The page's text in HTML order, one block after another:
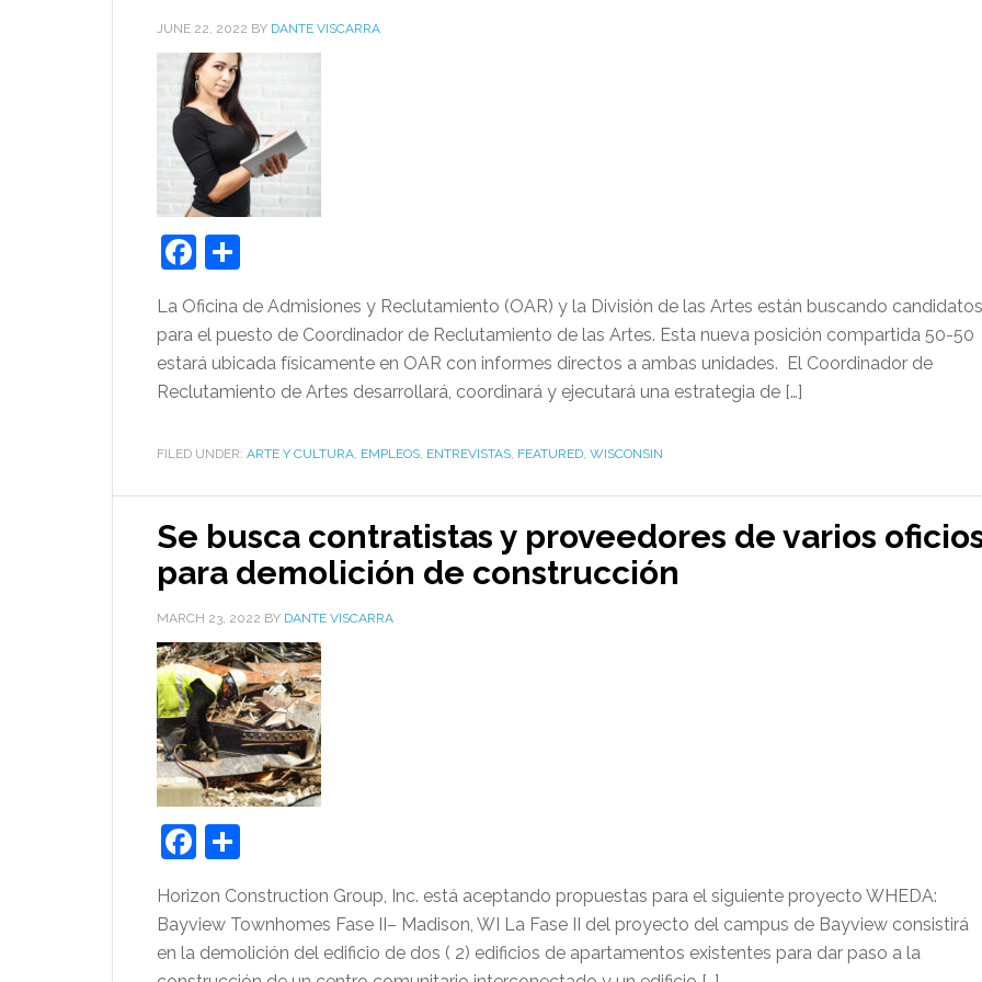
JUNE 22, 2022 BY DANTE VISCARRA
Facebook
La Oficina de Admisiones y Reclutamiento (OAR) y la División de las Artes están buscando candidatos
para el puesto de Coordinador de Reclutamiento de las Artes. Esta nueva posición compartida 50-50
estará ubicada físicamente en OAR con informes directos a ambas unidades. El Coordinador de
Reclutamiento de Artes desarrollará, coordinará y ejecutará una estrategia de […]
FILED UNDER: ARTE Y CULTURA, EMPLEOS, ENTREVISTAS, FEATURED, WISCONSIN
Se busca contratistas y proveedores de varios
para demolición de construcción
MARCH 23, 2022 BY DANTE VISCARRA
Facebook
Horizon Construction Group, Inc. está aceptando propuestas para el siguiente proyecto WHEDA:
Bayview Townhomes Fase II– Madison, WI La Fase II del proyecto del campus de Bayview consistirá
en la demolición del edificio de dos ( 2) edificios de apartamentos existentes para dar paso a la